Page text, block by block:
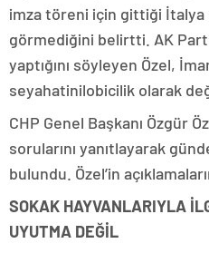
imza töreni için gittiği İtalya
görmediğini belirtti. AK
yaptığını söyleyen Özel,
seyahatinilobicilik olarak
CHP Genel Başkanı Özgür
sorularını yanıtlayarak
bulundu. Özel’in
SOKAK HAYVANLARIYLA
UYUTMA DEĞİL